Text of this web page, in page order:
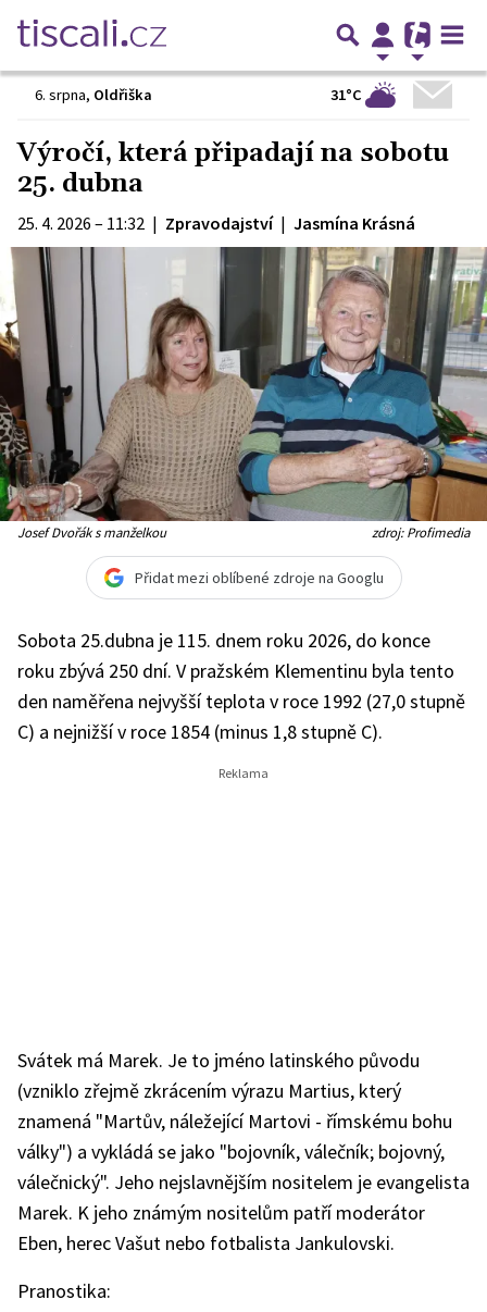
6. srpna, Oldřiška 31°C
Výročí, která připadají na sobotu
25. dubna
25. 4. 2026 – 11:32 | Zpravodajství | Jasmína Krásná
Josef Dvořák s manželkou zdroj: Profimedia
Přidat mezi oblíbené zdroje na Googlu
Sobota 25.dubna je 115. dnem roku 2026, do konce
roku zbývá 250 dní. V pražském Klementinu byla tento
den naměřena nejvyšší teplota v roce 1992 (27,0 stupně
C) a nejnižší v roce 1854 (minus 1,8 stupně C).
Svátek má Marek. Je to jméno latinského původu
(vzniklo zřejmě zkrácením výrazu Martius, který
znamená "Martův, náležející Martovi - římskému bohu
války") a vykládá se jako "bojovník, válečník; bojovný,
válečnický". Jeho nejslavnějším nositelem je evangelista
Marek. K jeho známým nositelům patří moderátor
Eben, herec Vašut nebo fotbalista Jankulovski.
Pranostika: